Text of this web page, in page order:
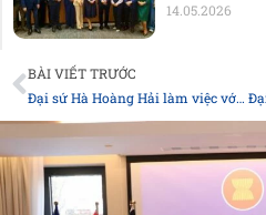
14.05.2026
Prev
BÀI VIẾT TRƯỚC
Đại sứ Hà Hoàng Hải làm việc với lãnh đạo Ngân hàng Nhà nước Ba Lan
biện
Nguyễn
Đức